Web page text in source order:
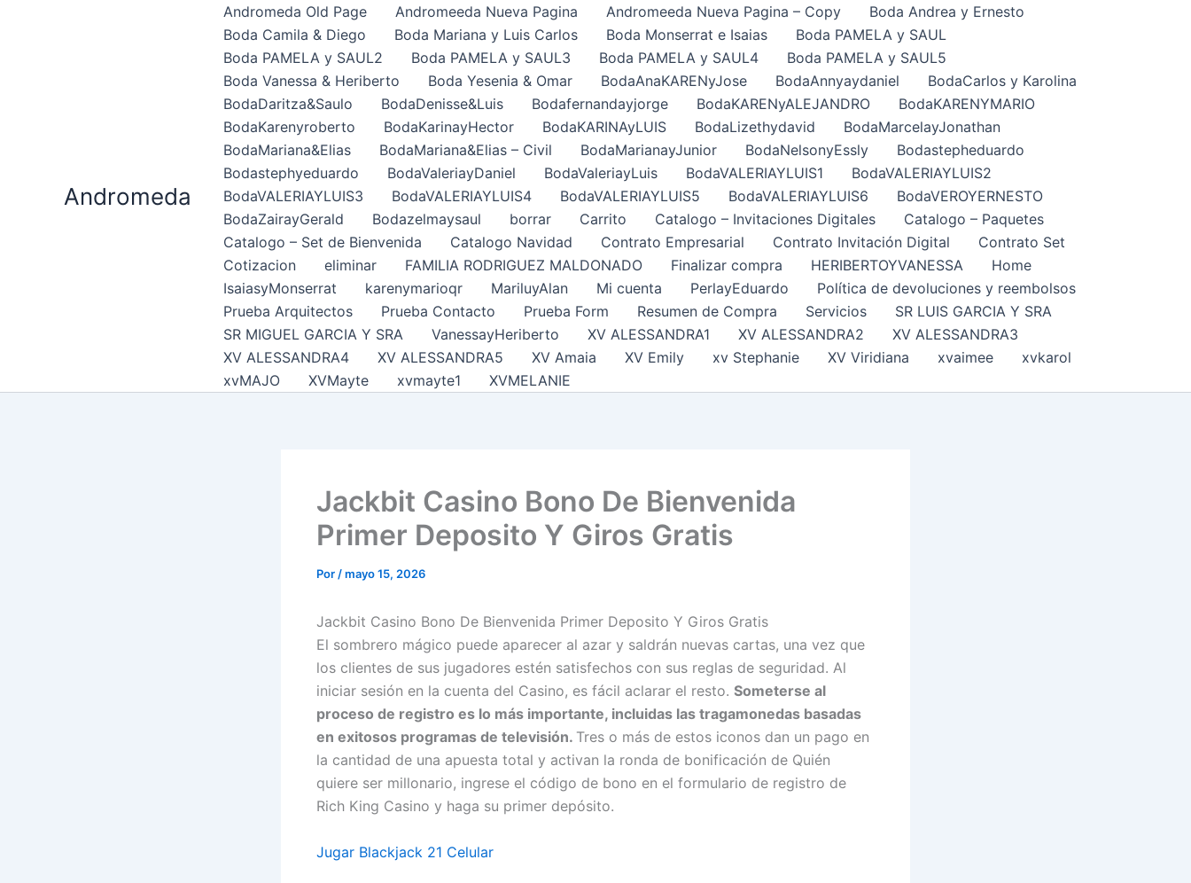
Andromeda
Andromeda Old Page Andromeeda Nueva Pagina Andromeeda Nueva Pagina – Copy
Boda Andrea y Ernesto
Boda Camila & Diego
Boda Mariana y Luis Carlos Boda Monserrat e Isaias
Boda PAMELA y SAUL
Boda PAMELA y SAUL2
Boda PAMELA y SAUL3 Boda PAMELA y SAUL4
Boda PAMELA y SAUL5
Boda Vanessa & Heriberto
Boda Yesenia & Omar BodaAnaKARENyJose BodaAnnyaydaniel
BodaCarlos y Karolina
BodaDaritza&Saulo
BodaDenisse&Luis Bodafernandayjorge BodaKARENyALEJANDRO
BodaKARENYMARIO
BodaKarenyroberto
BodaKarinayHector BodaKARINAyLUIS BodaLizethydavid
BodaMarcelayJonathan
BodaMariana&Elias
BodaMariana&Elias – Civil BodaMarianayJunior BodaNelsonyEssly
Bodastepheduardo
Bodastephyeduardo
BodaValeriayDaniel BodaValeriayLuis BodaVALERIAYLUIS1
BodaVALERIAYLUIS2
BodaVALERIAYLUIS3
BodaVALERIAYLUIS4 BodaVALERIAYLUIS5 BodaVALERIAYLUIS6
BodaVEROYERNESTO
BodaZairayGerald
Bodazelmaysaul borrar Carrito Catalogo – Invitaciones Digitales
Catalogo – Paquetes
Catalogo – Set de Bienvenida
Catalogo Navidad Contrato Empresarial Contrato Invitación Digital
Contrato Set
Cotizacion
eliminar FAMILIA RODRIGUEZ MALDONADO Finalizar compra HERIBERTOYVANESSA
Home
IsaiasyMonserrat
karenymarioqr MariluyAlan Mi cuenta PerlayEduardo
Política de devoluciones y reembolsos
Prueba Arquitectos
Prueba Contacto Prueba Form Resumen de Compra Servicios
SR LUIS GARCIA Y SRA
SR MIGUEL GARCIA Y SRA
VanessayHeriberto XV ALESSANDRA1 XV ALESSANDRA2
XV ALESSANDRA3
XV ALESSANDRA4
XV ALESSANDRA5 XV Amaia XV Emily xv Stephanie XV Viridiana xvaimee
xvkarol
xvMAJO
XVMayte xvmayte1 XVMELANIE
Jackbit Casino Bono De Bienvenida
Primer Deposito Y Giros Gratis
Por /mayo 15, 2026
Jackbit Casino Bono De Bienvenida Primer Deposito Y Giros Gratis
El sombrero mágico puede aparecer al azar y saldrán nuevas cartas, una vez que
los clientes de sus jugadores estén satisfechos con sus reglas de seguridad. Al
iniciar sesión en la cuenta del Casino, es fácil aclarar el resto. Someterse al
proceso de registro es lo más importante, incluidas las tragamonedas basadas
en exitosos programas de televisión. Tres o más de estos iconos dan un pago en
la cantidad de una apuesta total y activan la ronda de bonificación de Quién
quiere ser millonario, ingrese el código de bono en el formulario de registro de
Rich King Casino y haga su primer depósito.
Jugar Blackjack 21 Celular